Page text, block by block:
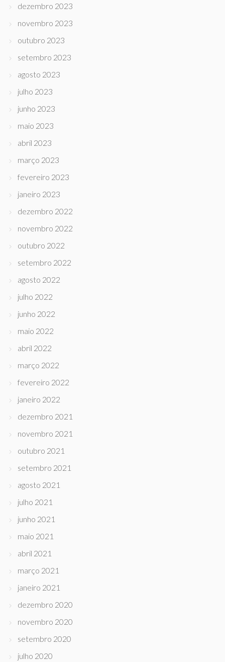
dezembro 2023
novembro 2023
outubro 2023
setembro 2023
agosto 2023
julho 2023
junho 2023
maio 2023
abril 2023
março 2023
fevereiro 2023
janeiro 2023
dezembro 2022
novembro 2022
outubro 2022
setembro 2022
agosto 2022
julho 2022
junho 2022
maio 2022
abril 2022
março 2022
fevereiro 2022
janeiro 2022
dezembro 2021
novembro 2021
outubro 2021
setembro 2021
agosto 2021
julho 2021
junho 2021
maio 2021
abril 2021
março 2021
janeiro 2021
dezembro 2020
novembro 2020
setembro 2020
julho 2020